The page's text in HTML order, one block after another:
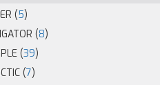
(5)
(8)
(39)
(7)